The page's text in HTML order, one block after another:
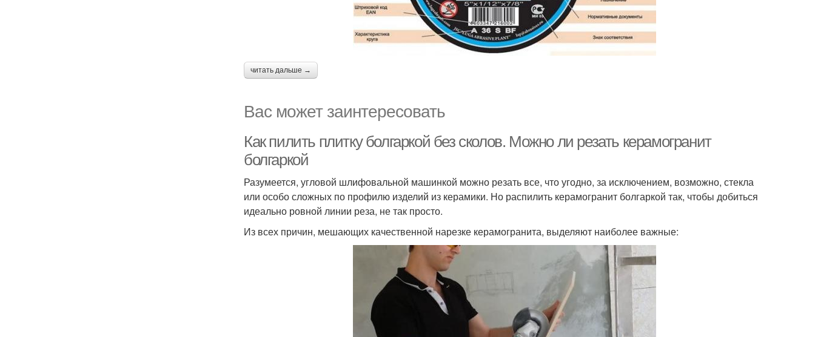
читать дальше →
Вас может заинтересовать
Как пилить плитку болгаркой без сколов. Можно ли резать керамогранит
болгаркой
Разумеется, угловой шлифовальной машинкой можно резать все, что угодно, за исключением, возможно, стекла
или особо сложных по профилю изделий из керамики. Но распилить керамогранит болгаркой так, чтобы добиться
идеально ровной линии реза, не так просто.
Из всех причин, мешающих качественной нарезке керамогранита, выделяют наиболее важные: